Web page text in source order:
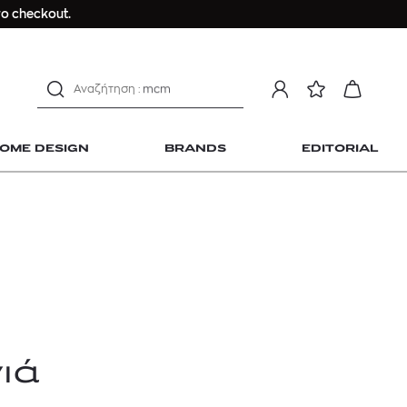
checkout.
DESIGN BRANDS EDITORIAL
kiehl's avocado eye
mcm